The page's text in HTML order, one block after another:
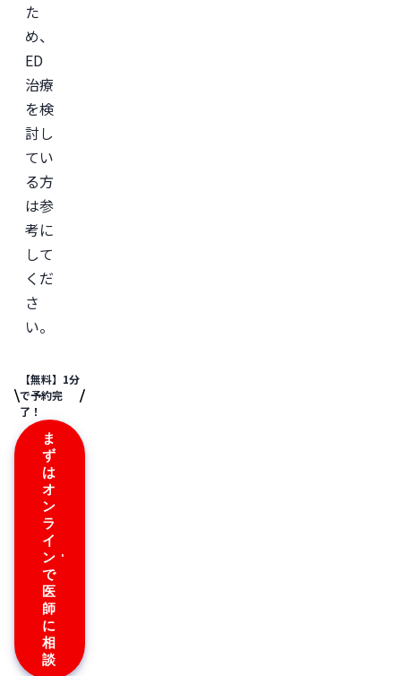
た
め、
ED
治療
を検
討し
てい
る方
は参
考に
して
くだ
さ
い。
【無料】1分
で予約完
了！
ま
ず
は
オ
ン
ラ
イ
ン
で
医
師
に
相
談